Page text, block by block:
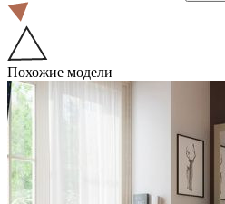
Похожие модели